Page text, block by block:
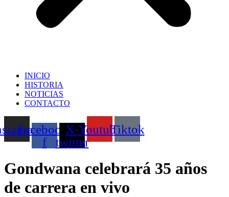
INICIO
HISTORIA
NOTICIAS
CONTACTO
Facebook-
f
X-
twitter
YoutubeTiktok
Gondwana celebrará 35 años
de carrera en vivo